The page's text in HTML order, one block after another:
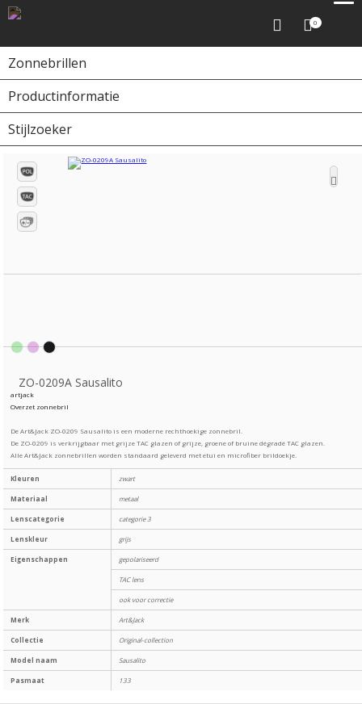
0
Zonnebrillen
Productinformatie
Stijlzoeker
Home Zonnebrillen
ZO-0209A Sausalito
artjack
Overzet zonnebril
De Art&Jack ZO-0209 Sausalito is een moderne rechthoekige zonnebril.
De ZO-0209 is verkrijgbaar met grijze TAC glazen of grijze, groene of bruine dégradé TAC glazen.
Alle Art&Jack zonnebrillen worden standaard geleverd met etui en microfiber brildoekje.
Kleuren zwart
Materiaal metaal
Lenscategorie categorie 3
Lenskleur grijs
Eigenschappen gepolariseerd
TAC lens
ook voor correctie
Merk Art&Jack
Collectie Original-collection
Model naam Sausalito
Pasmaat 133